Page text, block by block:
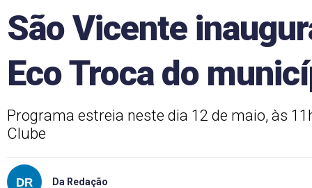
São Vicente
Eco Troca do
Programa estreia neste dia 12 de maio, às
Clube
Da Redação